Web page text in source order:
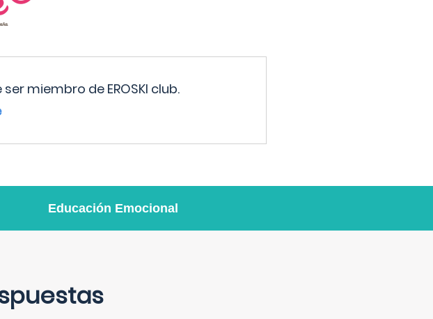
miembro de EROSKI club.
Educación Emocional